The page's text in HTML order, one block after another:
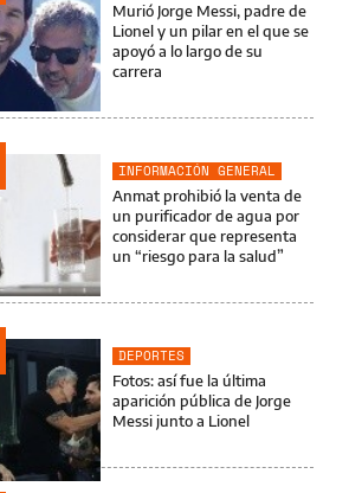
Murió Jorge Messi, padre de
Lionel y un pilar en el que se
apoyó a lo largo de su
carrera
INFORMACIÓN GENERAL
Anmat prohibió la venta de
un purificador de agua por
considerar que representa
un “riesgo para la salud”
DEPORTES
Fotos: así fue la última
aparición pública de Jorge
Messi junto a Lionel